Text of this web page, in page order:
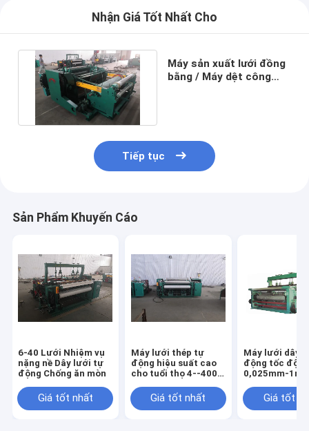
Nhận Giá Tốt Nhất Cho
Máy sản xuất lưới đồng
bằng / Máy dệt công
Tiếp tục
Sản Phẩm Khuyến Cáo
6-40 Lưới Nhiệm vụ
nặng nề Dây lưới tự
động Chống ăn mòn
Giá tốt nhất
Máy lưới thép tự
động hiệu suất cao
cho tuổi thọ 4--4000
Giá tốt nhất
Máy lưới dây
động tốc độ
0,025mm-
vận hành
Giá tốt